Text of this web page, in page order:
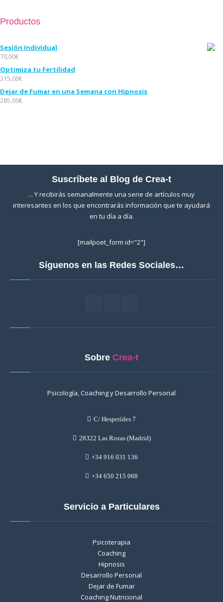
Productos
Sesión Individual
70,00€
Optimiza tu Fertilidad
315,00€
Dejar de Fumar en una Semana con Hipnosis
285,00€
Suscríbete al Blog de Crea-t
... Y recibirás semanalmente una serie de artículos muy
interesantes en los que encontrarás información que te ayudará
en tu día a día.
[mailpoet_form id="2"]
Síguenos en las Redes Sociales…
Sobre Crea-t
Psicología, Coaching y Desarrollo Personal
C/ Hesperídes 7
28322 Las Rozas (Madrid)
+34 916 031 136
+34 650 215 068
Servicio a Particulares
Psicoterapia
Coaching
Hipnosis
Desarrollo Personal
Dejar de Fumar
Coaching Nutricional